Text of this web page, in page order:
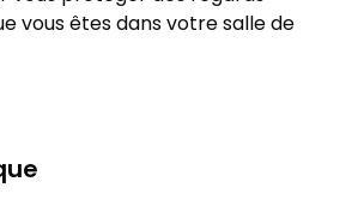
vous êtes dans votre salle de